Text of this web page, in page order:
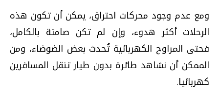
ومع عدم وجود محركات احتراق، يمكن أن تكون هذه
الرحلات أكثر هدوء، وإن لم تكن صامتة بالكامل،
فحتى المراوح الكهربائية تُحدث بعض الضوضاء، ومن
الممكن أن نشاهد طائرة بدون طيار تنقل المسافرين
كهربائيا.